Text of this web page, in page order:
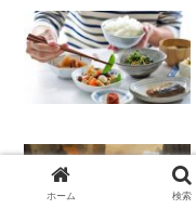
ホーム 検索